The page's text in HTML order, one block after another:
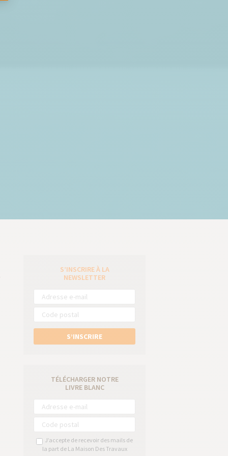
S’INSCRIRE À LA
NEWSLETTER
S’INSCRIRE
TÉLÉCHARGER NOTRE
LIVRE BLANC
J’accepte de recevoir des mails de
la part de La Maison Des Travaux